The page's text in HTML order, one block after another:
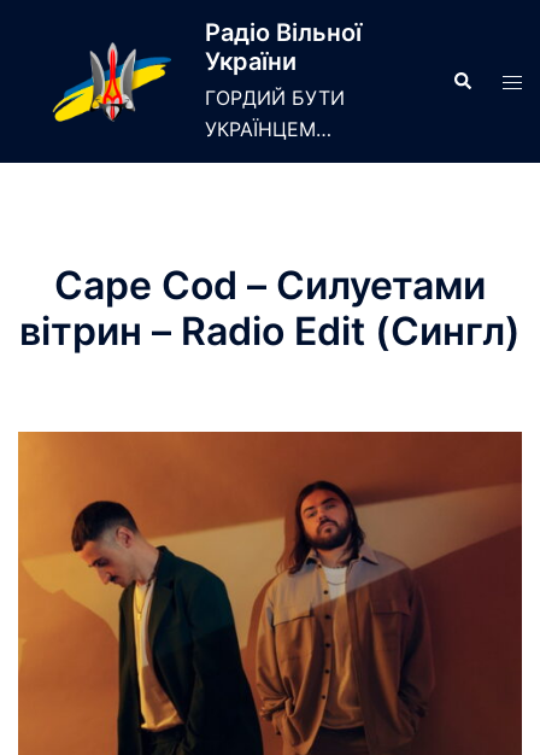
Радіо Вільної
України
ГОРДИЙ БУТИ
УКРАЇНЦЕМ…
Search
Cape Cod – Силуетами
вітрин – Radio Edit (Сингл)